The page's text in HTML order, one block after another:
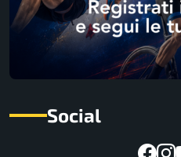
Social